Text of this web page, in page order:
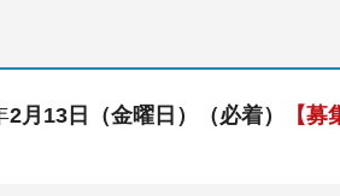
2月13日（金曜日）（必着） 【